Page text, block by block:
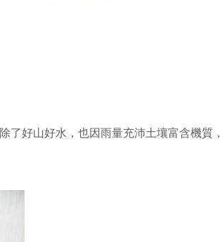
除了好山好水，也因雨量充沛土壤富含機質，